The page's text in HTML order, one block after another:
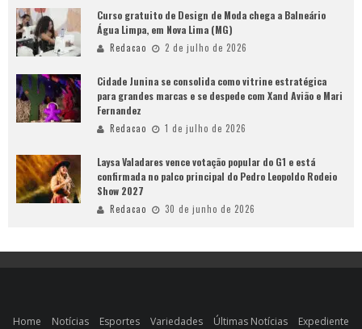
Curso gratuito de Design de Moda chega a Balneário
Água Limpa, em Nova Lima (MG)
Redacao 2 de julho de 2026
Cidade Junina se consolida como vitrine estratégica
para grandes marcas e se despede com Xand Avião e Mari
Fernandez
Redacao 1 de julho de 2026
Laysa Valadares vence votação popular do G1 e está
confirmada no palco principal do Pedro Leopoldo Rodeio
Show 2027
Redacao 30 de junho de 2026
Home Notícias Esportes Variedades Últimas Notícias Expediente